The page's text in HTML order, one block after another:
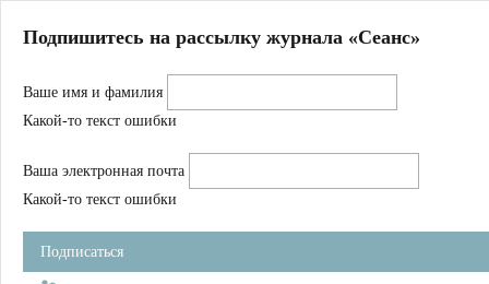
Магазин
Журнал
Школа
Устав
Фильмы
Имена
Тэги
Подпишитесь на рассылку журнала «Сеанс»
Ваше имя и фамилия
Какой-то текст ошибки
Ваша электронная почта
Какой-то текст ошибки
Подписаться